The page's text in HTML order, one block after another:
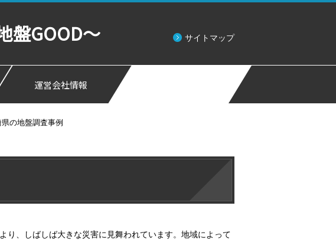
盤GOOD～ サイトマップ
運営会社情報
の地盤調査事例
り、しばしば大きな災害に見舞われています。地域によって